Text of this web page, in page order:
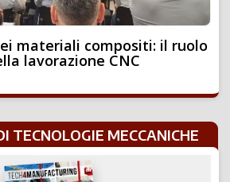
materiali compositi: il ruolo
lavorazione CNC
TECNOLOGIE MECCANICHE